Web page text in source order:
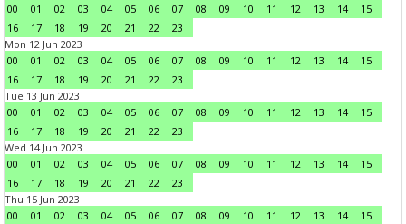
00
01 02 03 04 05 06 07 08 09 10 11 12 13 14
15
16
17 18 19 20 21 22
23
Mon 12 Jun 2023
00
01 02 03 04 05 06 07 08 09 10 11 12 13 14
15
16
17 18 19 20 21 22
23
Tue 13 Jun 2023
00
01 02 03 04 05 06 07 08 09 10 11 12 13 14
15
16
17 18 19 20 21 22
23
Wed 14 Jun 2023
00
01 02 03 04 05 06 07 08 09 10 11 12 13 14
15
16
17 18 19 20 21 22
23
Thu 15 Jun 2023
00
01 02 03 04 05 06 07 08 09 10 11 12 13 14
15